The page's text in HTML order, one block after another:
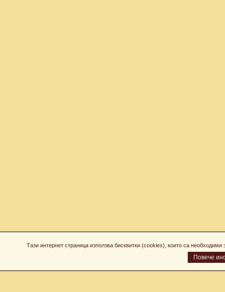
Тази интернет страница използва бисквитки (cookies), които са
Повече